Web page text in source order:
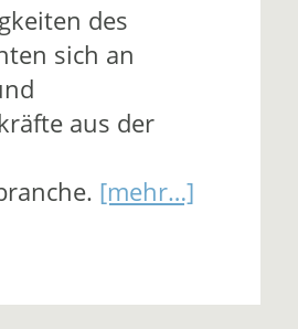
des
sich an
aus der
[mehr…]